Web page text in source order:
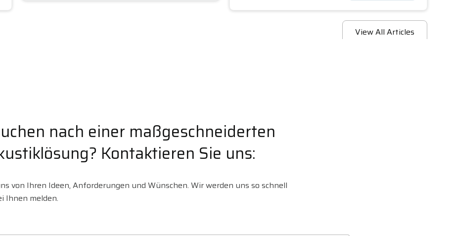
View All Articles
nach einer maßgeschneiderten
Kontaktieren Sie uns:
von Ihren Ideen, Anforderungen und Wünschen. Wir werden uns so schnell
Ihnen melden.